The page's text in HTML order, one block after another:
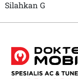
Silahkan G